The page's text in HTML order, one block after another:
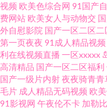
在线免费观看 久久大香蕉
黄 91久久九色蝌蚪 久草福
区二区三区 国产乱轮9 日韓
频影院 伊人大久久AV 91无
视频 欧美色综合网 91国产
费网站 欧美女人与动物交
外自慰影院 国产一区二区二
第一页夜夜 91成人精品视频
利在线视频直播 一区xxxxx
高清精品 国产一区二区福利
国产一级片内射夜夜骑青青
毛片 成人精品无码视频 欧
91影视网 午夜伦不卡 加勒